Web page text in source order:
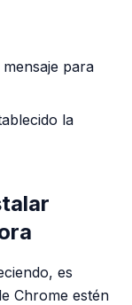
para
la
es
Chrome estén